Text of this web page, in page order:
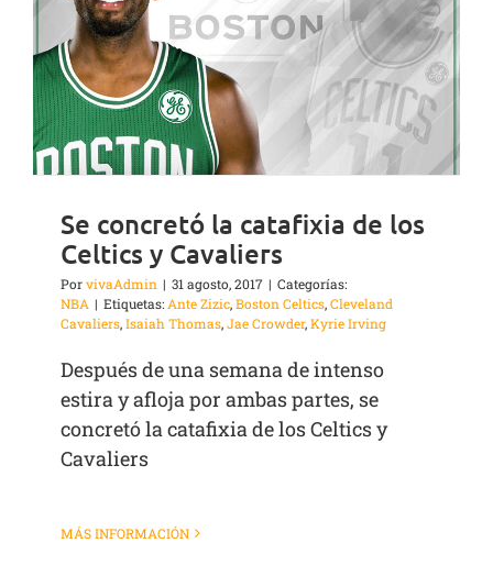
Se concretó la catafixia de los
Celtics y Cavaliers
PorvivaAdmin | 31 agosto, 2017 | Categorías:
NBA | Etiquetas:Ante Zizic,Boston Celtics,Cleveland
Cavaliers,Isaiah Thomas,Jae Crowder,Kyrie Irving
Después de una semana de intenso
estira y afloja por ambas partes, se
concretó la catafixia de los Celtics y
Cavaliers
MÁS INFORMACIÓN